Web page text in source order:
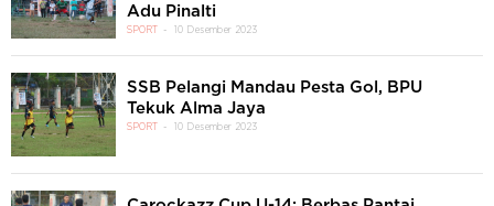
Adu Pinalti
SPORT 10 Desember 2023
SSB Pelangi Mandau Pesta Gol, BPU
Tekuk Alma Jaya
SPORT 10 Desember 2023